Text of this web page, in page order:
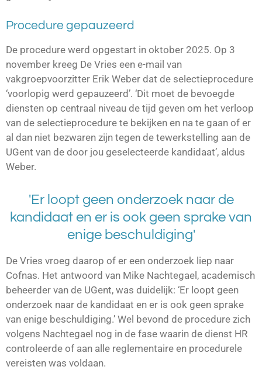
Procedure gepauzeerd
De procedure werd opgestart in oktober 2025. Op 3
november kreeg De Vries een e-mail van
vakgroepvoorzitter Erik Weber dat de selectieprocedure
‘voorlopig werd gepauzeerd’. ‘Dit moet de bevoegde
diensten op centraal niveau de tijd geven om het verloop
van de selectieprocedure te bekijken en na te gaan of er
al dan niet bezwaren zijn tegen de tewerkstelling aan de
UGent van de door jou geselecteerde kandidaat’, aldus
Weber.
'Er loopt geen onderzoek naar de
kandidaat en er is ook geen sprake van
enige beschuldiging'
De Vries vroeg daarop of er een onderzoek liep naar
Cofnas. Het antwoord van Mike Nachtegael, academisch
beheerder van de UGent, was duidelijk: ‘Er loopt geen
onderzoek naar de kandidaat en er is ook geen sprake
van enige beschuldiging.’ Wel bevond de procedure zich
volgens Nachtegael nog in de fase waarin de dienst HR
controleerde of aan alle reglementaire en procedurele
vereisten was voldaan.